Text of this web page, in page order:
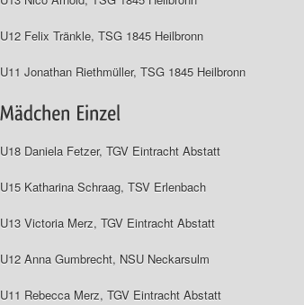
U12 Felix Tränkle, TSG 1845 Heilbronn
U11 Jonathan Riethmüller, TSG 1845 Heilbronn
U18 Daniela Fetzer, TGV Eintracht Abstatt
U15 Katharina Schraag, TSV Erlenbach
U13 Victoria Merz, TGV Eintracht Abstatt
U12 Anna Gumbrecht, NSU Neckarsulm
U11 Rebecca Merz, TGV Eintracht Abstatt